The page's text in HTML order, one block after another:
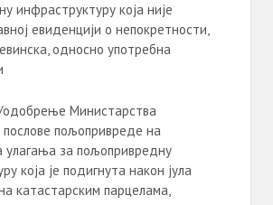
инфраструктуру која није
евиденцији о непокретности,
односно употребна
одобрење Министарства
пољопривреде на
улагања за пољопривредну
која је подигнута након јула
катастарским парцелама,